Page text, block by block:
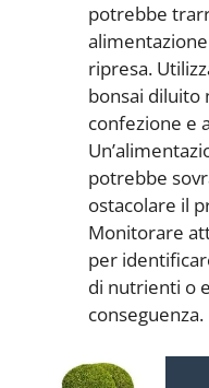
potrebbe
ripresa.
bonsai diluito
confezione e
potrebbe
ostacolare il
Monitorare
per
di nutrienti o
conseguenza.